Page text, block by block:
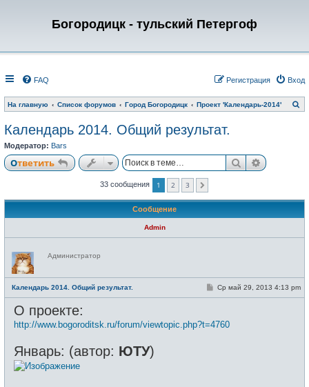
Богородицк - тульский Петергоф
FAQ Вход
Регистрация
На главную Список форумов Город Богородицк Проект 'Календарь-2014'
о
Календарь 2014. Общий результат.
Модератор: Bars
Ответить Поиск
33 сообщения 1 2 3
Сообщение
Admin
Н
е
в
с
е
т
и
Администратор
Календарь 2014. Общий результат.
С
щ
е
Ср май 29, 2013 4:13 pm
О проекте:
http://www.bogoroditsk.ru/forum/viewtopic.php?t=4760
Январь: (автор: ЮТУ)